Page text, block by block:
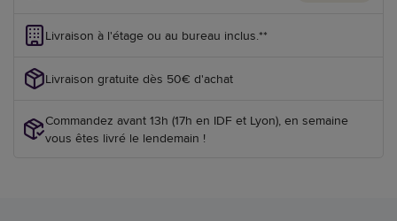
Livraison à l'étage ou au bureau inclus.**
Livraison gratuite dès 50€ d'achat
Commandez avant 13h (17h en IDF et Lyon), en semaine
vous êtes livré le lendemain !